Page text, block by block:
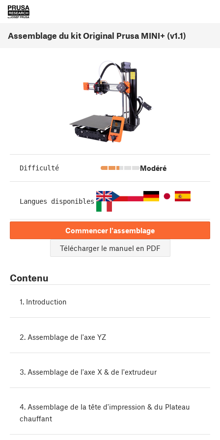
Assemblage du kit Original Prusa MINI+ (v1.1)
Difficulté Modéré
Langues disponibles
Commencer l'assemblage
Télécharger le manuel en PDF
Contenu
1. Introduction
2. Assemblage de l'axe YZ
3. Assemblage de l'axe X & de l'extrudeur
4. Assemblage de la tête d'impression & du Plateau
chauffant